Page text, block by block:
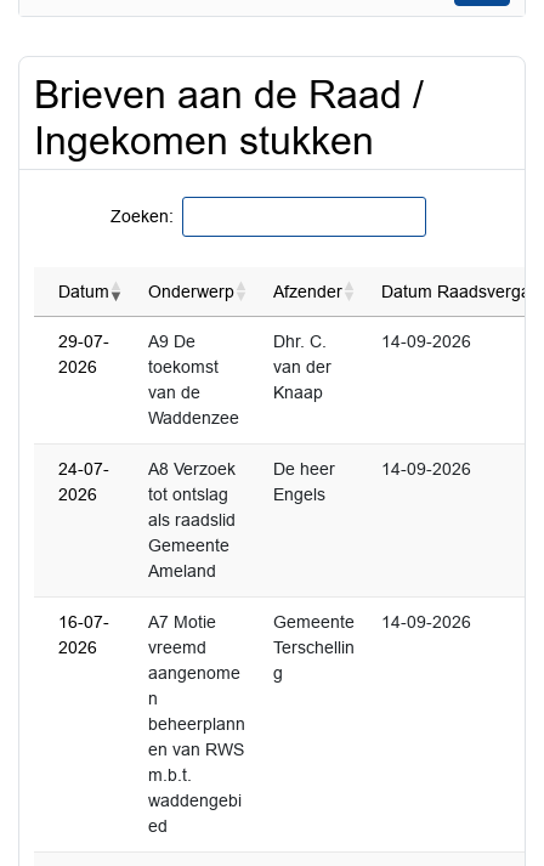
Brieven aan de Raad /
Ingekomen stukken
Zoeken:
Datum Onderwerp Afzender Datum
29-07-
2026
A9 De
toekomst
van de
Waddenzee
Dhr. C.
van der
Knaap
14-09-2026
24-07-
2026
A8 Verzoek
tot ontslag
als raadslid
Gemeente
Ameland
De heer
Engels
14-09-2026
16-07-
2026
A7 Motie
vreemd
aangenome
n
beheerplann
en van RWS
m.b.t.
waddengebi
ed
Gemeente
Terschellin
g
14-09-2026